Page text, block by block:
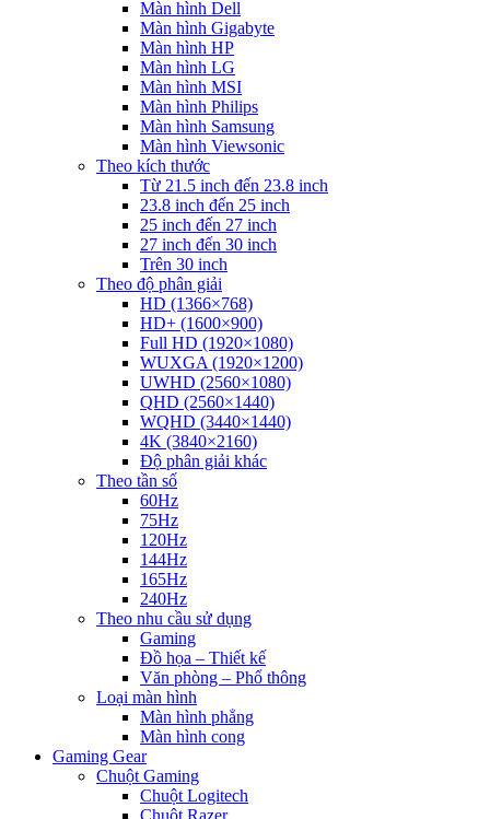
Màn hình Dell
Màn hình Gigabyte
Màn hình HP
Màn hình LG
Màn hình MSI
Màn hình Philips
Màn hình Samsung
Màn hình Viewsonic
Theo kích thước
Từ 21.5 inch đến 23.8 inch
23.8 inch đến 25 inch
25 inch đến 27 inch
27 inch đến 30 inch
Trên 30 inch
Theo độ phân giải
HD (1366×768)
HD+ (1600×900)
Full HD (1920×1080)
WUXGA (1920×1200)
UWHD (2560×1080)
QHD (2560×1440)
WQHD (3440×1440)
4K (3840×2160)
Độ phân giải khác
Theo tần số
60Hz
75Hz
120Hz
144Hz
165Hz
240Hz
Theo nhu cầu sử dụng
Gaming
Đồ họa – Thiết kế
Văn phòng – Phổ thông
Loại màn hình
Màn hình phẳng
Màn hình cong
Gaming Gear
Chuột Gaming
Chuột Logitech